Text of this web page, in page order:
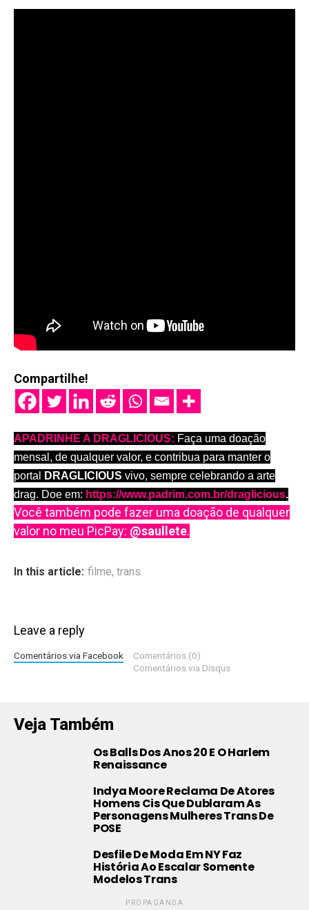
Compartilhe!
APADRINHE A DRAGLICIOUS: Faça uma doação
mensal, de qualquer valor, e contribua para manter o
portal
DRAGLICIOUS vivo, sempre celebrando a arte
drag. Doe em: https://www.padrim.com.br/draglicious.
Você também pode fazer uma doação de qualquer
valor no meu PicPay: @saullete.
In this article: filme, trans
Leave a reply
Comentários via Facebook
Comentários (0)
Comentários via Disqus
Veja Também
Os Balls Dos Anos 20 E O Harlem
Renaissance
Indya Moore Reclama De Atores
Homens Cis Que Dublaram As
Personagens Mulheres Trans De
POSE
Desfile De Moda Em NY Faz
História Ao Escalar Somente
Modelos Trans
PROPAGANDA